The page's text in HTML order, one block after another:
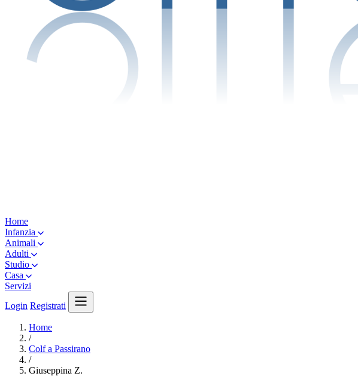
Home
Infanzia
Animali
Adulti
Studio
Casa
Servizi
Login Registrati
Home
/
Colf a Passirano
/
Giuseppina Z.